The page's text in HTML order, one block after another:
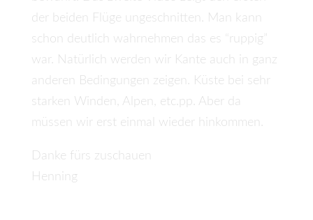
der beiden Flüge ungeschnitten. Man kann
schon deutlich wahrnehmen das es “ruppig”
war. Natürlich werden wir Kante auch in ganz
anderen Bedingungen zeigen. Küste bei sehr
starken Winden, Alpen, etc.pp. Aber da
müssen wir erst einmal wieder hinkommen.
Danke fürs zuschauen
Henning